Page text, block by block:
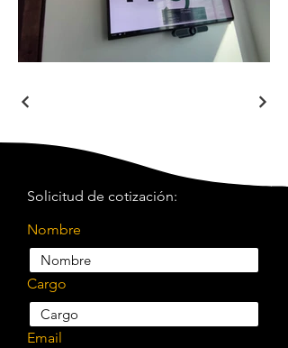
Solicitud de cotización:
Nombre
Cargo
Email